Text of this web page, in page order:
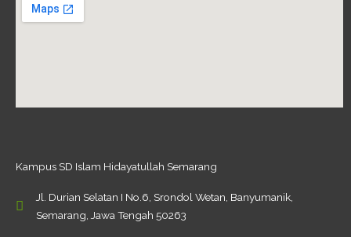
Kampus SD Islam Hidayatullah Semarang
Jl. Durian Selatan I No.6, Srondol Wetan, Banyumanik,
Semarang, Jawa Tengah 50263